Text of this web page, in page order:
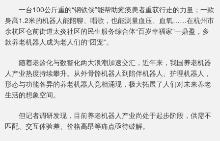
一台100公斤重的“钢铁侠”能帮助瘫痪患者重获行走的力量；一款
身高1.2米的机器人能陪聊、唱歌，也能测量血压、血氧……在杭州市
余杭区仓前街道太炎社区的民生服务综合体“百岁幸福家”一鼎盈，多
款养老机器人成为老人们的“团宠”。
随着老龄化与数智化两大浪潮加速交汇，近年来，我国养老机器
人产业热度持续攀升。从外骨骼机器人到陪伴机器人、护理机器人，
形态与功能各异的养老机器人竞相涌现，极大拓展了人们对未来养老
生活的想象空间。
但记者调研发现，目前养老机器人产业尚处于起步阶段，供需不
匹配、交互体验差、价格高昂等痛点亟待破解。